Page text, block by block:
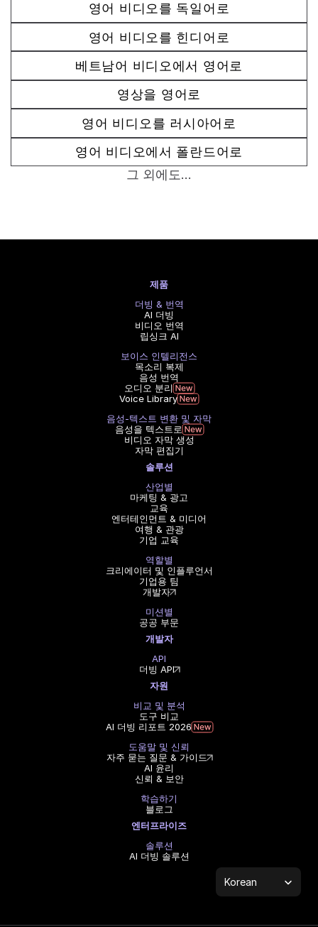
영어 비디오를 독일어로
영어 비디오를 힌디어로
베트남어 비디오에서 영어로
영상을 영어로
영어 비디오를 러시아어로
영어 비디오에서 폴란드어로
그 외에도...
제품
더빙 & 번역
AI 더빙
비디오 번역
립싱크 AI
보이스 인텔리전스
목소리 복제
음성 번역
오디오 분리
Voice Library
음성-텍스트 변환 및 자막
음성을 텍스트로
비디오 자막 생성
자막 편집기
솔루션
산업별
마케팅 & 광고
교육
엔터테인먼트 & 미디어
여행 & 관광
기업 교육
역할별
크리에이터 및 인플루언서
기업용 팀
개발자
미션별
공공 부문
개발자
API
더빙 API
자원
비교 및 분석
도구 비교
AI 더빙 리포트 2026
도움말 및 신뢰
자주 묻는 질문 & 가이드
AI 윤리
신뢰 & 보안
학습하기
블로그
엔터프라이즈
솔루션
AI 더빙 솔루션
Select Language
Korean